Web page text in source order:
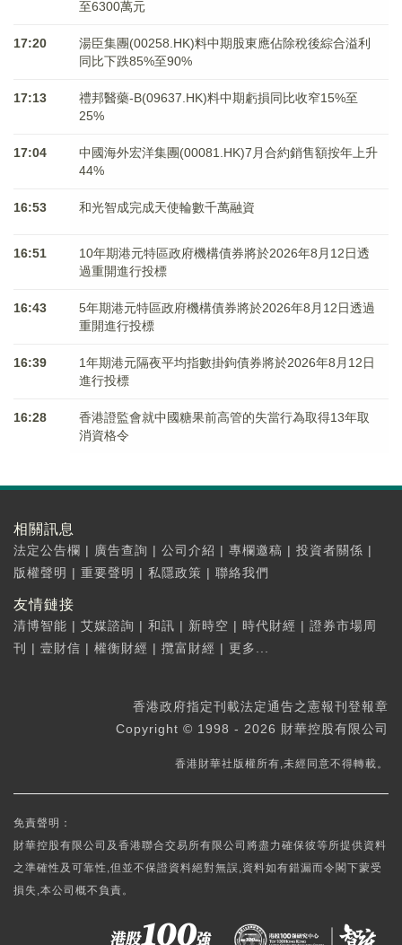
至6300萬元
17:20
湯臣集團(00258.HK)料中期股東應佔除稅後綜合溢利
同比下跌85%至90%
17:13
禮邦醫藥-B(09637.HK)料中期虧損同比收窄15%至
25%
17:04
中國海外宏洋集團(00081.HK)7月合約銷售額按年上升
44%
16:53 和光智成完成天使輪數千萬融資
16:51
10年期港元特區政府機構債券將於2026年8月12日透
過重開進行投標
16:43
5年期港元特區政府機構債券將於2026年8月12日透過
重開進行投標
16:39
1年期港元隔夜平均指數掛鉤債券將於2026年8月12日
進行投標
16:28
香港證監會就中國糖果前高管的失當行為取得13年取
消資格令
相關訊息
法定公告欄 | 廣告查詢 | 公司介紹 | 專欄邀稿 | 投資者關係 |
版權聲明 | 重要聲明 | 私隱政策 | 聯絡我們
友情鏈接
清博智能 | 艾媒諮詢 | 和訊 | 新時空 | 時代財經 | 證券市場周
刊
| 壹財信 | 權衡財經 | 攬富財經 | 更多...
香港政府指定刊載法定通告之憲報刊登報章
Copyright © 1998 - 2026 財華控股有限公司
香港財華社版權所有,未經同意不得轉載。
免責聲明：
財華控股有限公司及香港聯合交易所有限公司將盡力確保彼等所提供資料
之準確性及可靠性,但並不保證資料絕對無誤,資料如有錯漏而令閣下蒙受
損失,本公司概不負責。